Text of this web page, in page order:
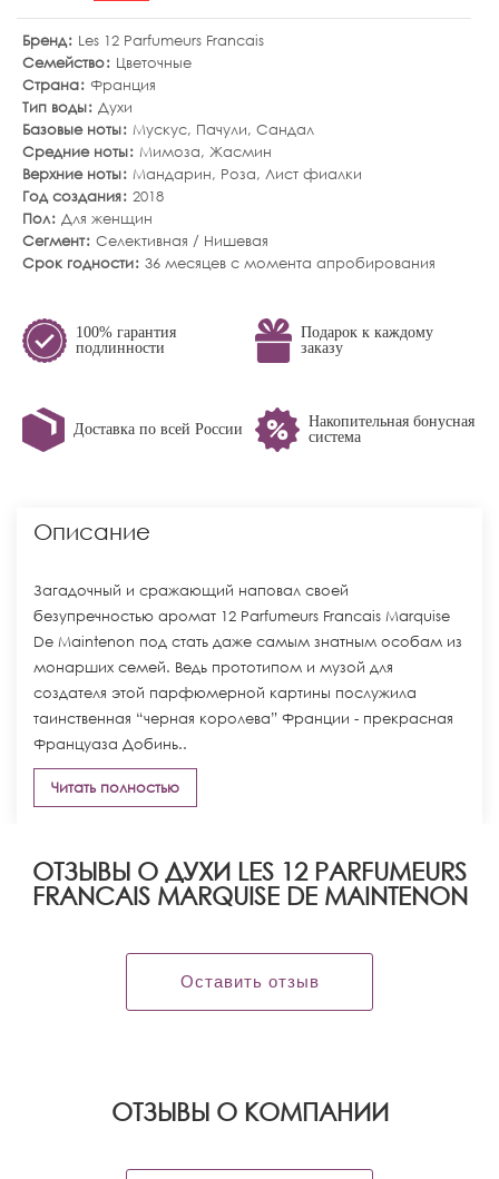
Бренд
Les 12 Parfumeurs Francais
Семейство
Цветочные
Страна Франция
Тип воды Духи
Базовые ноты Мускус, Пачули, Сандал
Средние ноты Мимоза, Жасмин
Верхние ноты Мандарин, Роза, Лист фиалки
Год создания 2018
Пол Для женщин
Сегмент Селективная / Нишевая
Срок годности 36 месяцев с момента апробирования
100% гарантия
подлинности
Подарок к каждому
заказу
Доставка по всей России
Накопительная бонусная
система
Описание
Загадочный и сражающий наповал своей
безупречностью аромат 12 Parfumeurs Francais Marquise
De Maintenon под стать даже самым знатным особам из
монарших семей. Ведь прототипом и музой для
создателя этой парфюмерной картины послужила
таинственная “черная королева” Франции - прекрасная
Француаза Добинь..
Читать полностью
ОТЗЫВЫ О ДУХИ LES 12 PARFUMEURS
FRANCAIS MARQUISE DE MAINTENON
Оставить отзыв
OТЗЫВЫ О КОМПАНИИ